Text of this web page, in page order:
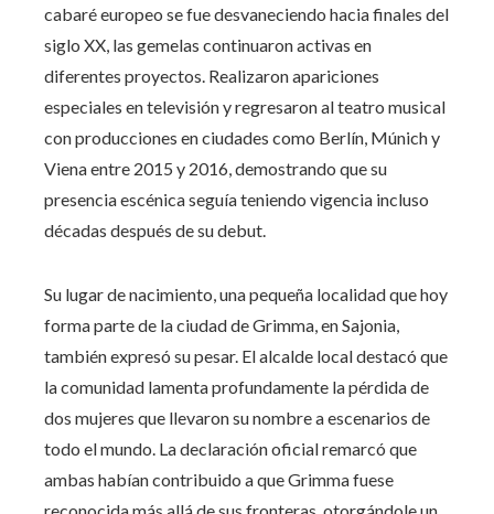
cabaré europeo se fue desvaneciendo hacia finales del
siglo XX, las gemelas continuaron activas en
diferentes proyectos. Realizaron apariciones
especiales en televisión y regresaron al teatro musical
con producciones en ciudades como Berlín, Múnich y
Viena entre 2015 y 2016, demostrando que su
presencia escénica seguía teniendo vigencia incluso
décadas después de su debut.
Su lugar de nacimiento, una pequeña localidad que hoy
forma parte de la ciudad de Grimma, en Sajonia,
también expresó su pesar. El alcalde local destacó que
la comunidad lamenta profundamente la pérdida de
dos mujeres que llevaron su nombre a escenarios de
todo el mundo. La declaración oficial remarcó que
ambas habían contribuido a que Grimma fuese
reconocida más allá de sus fronteras, otorgándole un